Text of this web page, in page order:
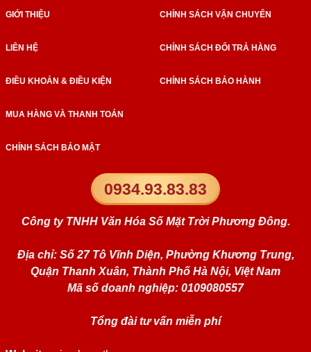
0934.93.83.83
Công ty TNHH Văn Hóa Số Mặt Trời Phương Đông.
Địa chỉ: Số 27 Tô Vĩnh Diện, Phường Khương Trung,
Quận Thanh Xuân, Thành Phố Hà Nội, Việt Nam
Mã số doanh nghiệp: 0109080557
Tổng đài tư vấn miễn phí
GIỚI THIỆU
LIÊN HỆ
ĐIỀU KHOẢN & ĐIỀU KIỆN
MUA HÀNG VÀ THANH TOÁN
CHÍNH SÁCH BẢO MẬT
CHÍNH SÁCH VẬN CHUYỂN
CHÍNH SÁCH ĐỔI TRẢ HÀNG
CHÍNH SÁCH BẢO HÀNH